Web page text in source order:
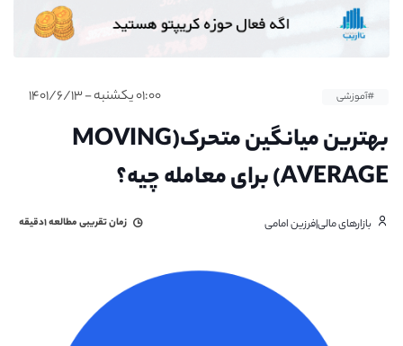
#آموزشی ۰۱:۰۰ یکشنبه - ۱۴۰۱/۶/۱۳
بهترین میانگین متحرک(MOVING
AVERAGE) برای معامله چیه؟
بازارهای مالی|فرزین امامی زمان تقریبی مطالعه۱دقیقه